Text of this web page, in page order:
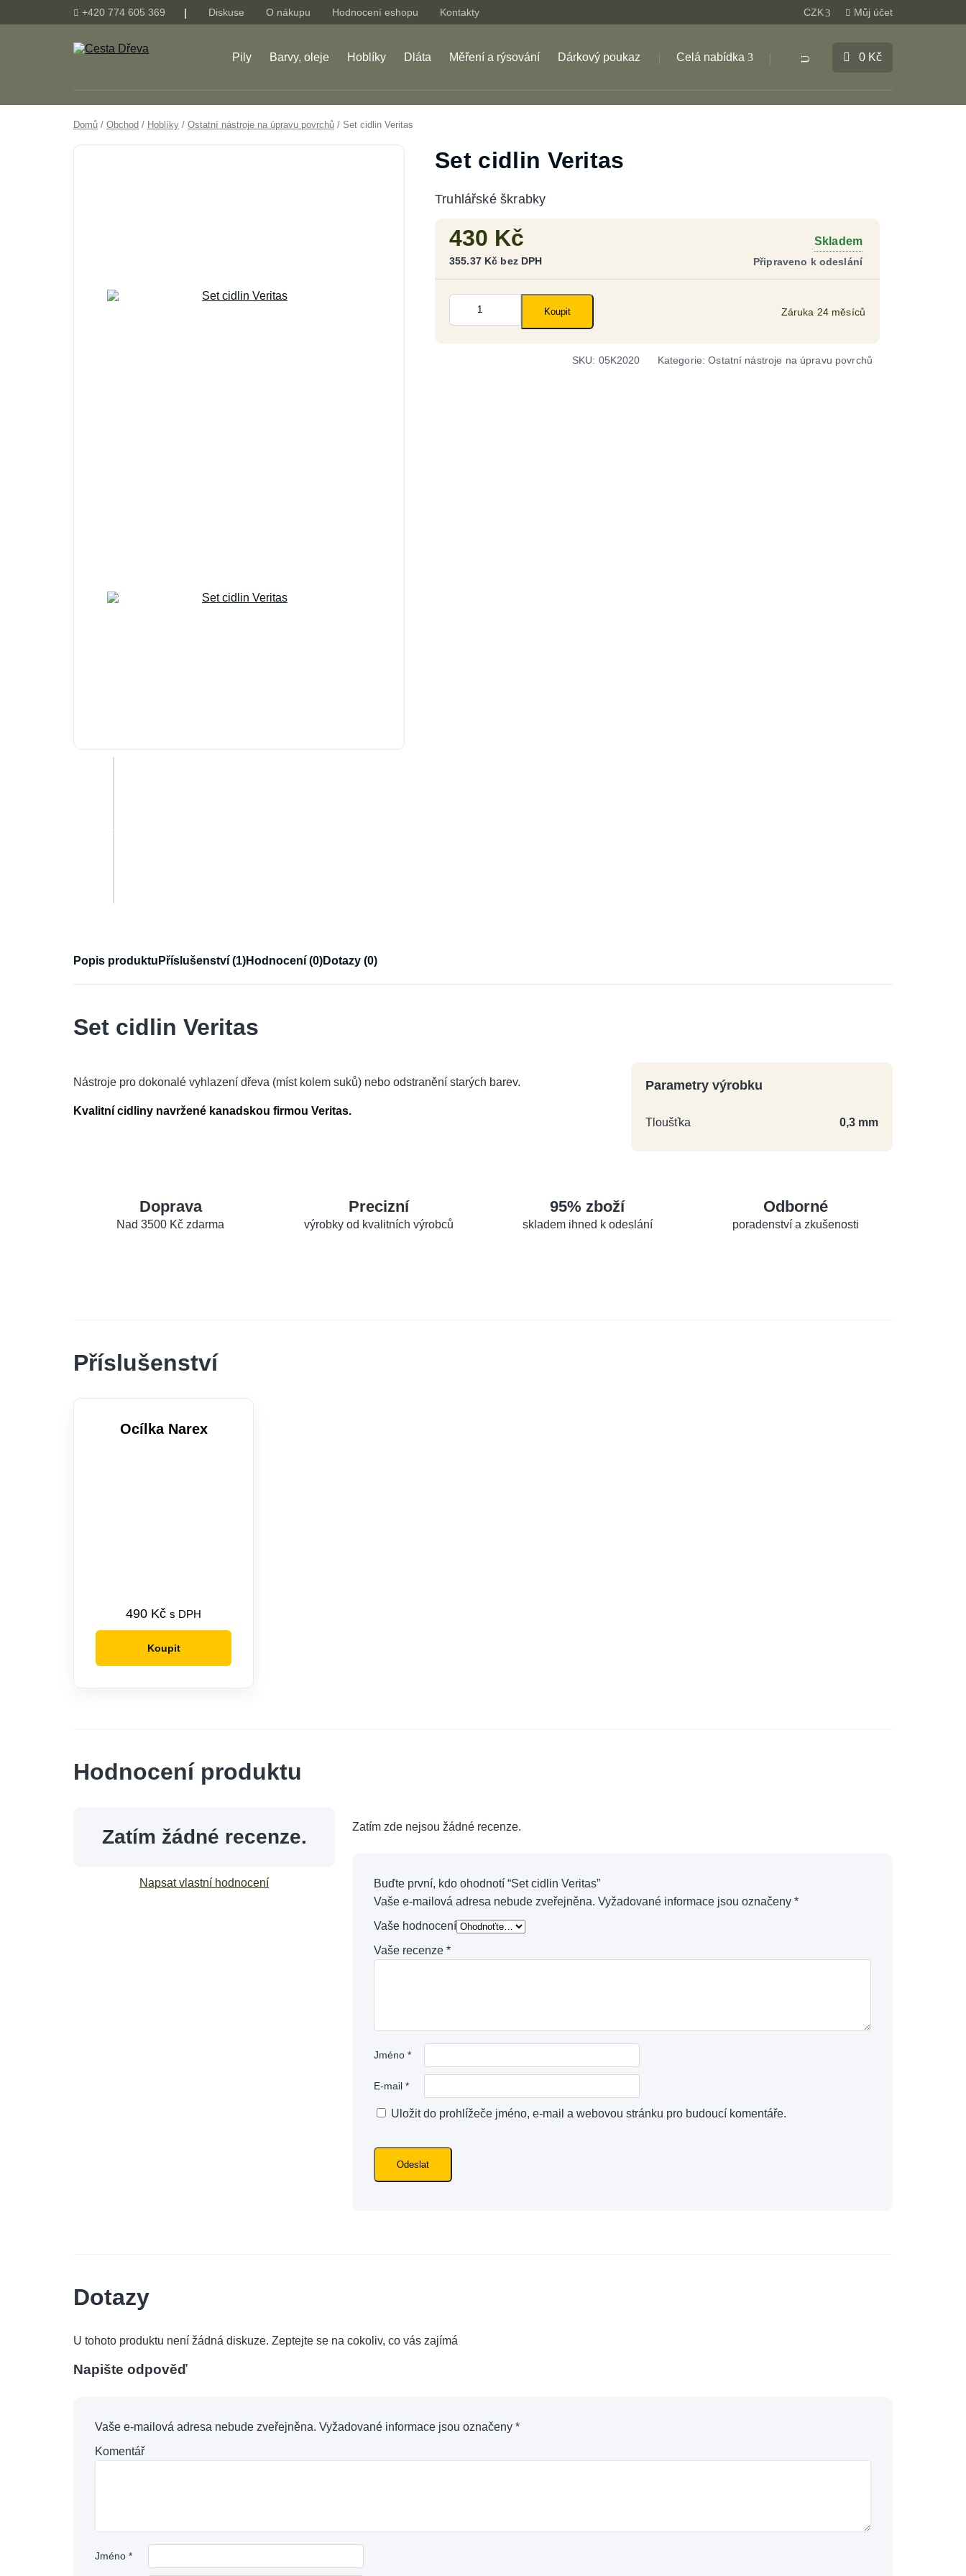
+420 774 605 369 Diskuse O nákupu Můj účet
Hodnocení eshopu Kontakty CZK
0 Kč
Pily Barvy, oleje Hoblíky Dláta Měření a rýsování Dárkový poukaz Celá nabídka
Domů / Obchod / Hoblíky / Ostatní nástroje na úpravu povrchů / Set cidlin Veritas
Set cidlin Veritas
Truhlářské škrabky
430 Kč
355.37 Kč bez DPH
Skladem
Set
Veritas
Koupit Záruka 24 měsíců
SKU: 05K2020 Kategorie:Ostatní nástroje na úpravu povrchů
Popis produktu Příslušenství (1)Hodnocení (0)Dotazy (0)
Set cidlin Veritas
Nástroje pro dokonalé vyhlazení dřeva (míst kolem suků) nebo odstranění starých barev.
Kvalitní cidliny navržené kanadskou firmou Veritas.
Parametry výrobku
Tloušťka 0,3 mm
Doprava
Nad 3500 Kč zdarma
Precizní
výrobky od kvalitních výrobců
95% zboží
skladem ihned k odeslání
Odborné
poradenství a zkušenosti
Příslušenství
Ocílka Narex
490 Kč s DPH
Koupit
Hodnocení produktu
Zatím žádné recenze.
Napsat vlastní hodnocení
Zatím zde nejsou žádné recenze.
Buďte první, kdo ohodnotí “Set cidlin Veritas”
Vaše e-mailová adresa nebude zveřejněna. Vyžadované informace jsou označeny *
Vaše hodnocení
Vaše recenze *
Jméno *
E-mail *
Uložit do prohlížeče jméno, e-mail a webovou stránku pro budoucí komentáře.
Dotazy
U tohoto produktu není žádná diskuze. Zeptejte se na cokoliv, co vás zajímá
Napište odpověď
Vaše e-mailová adresa nebude zveřejněna. Vyžadované informace jsou označeny *
Komentář
Jméno *